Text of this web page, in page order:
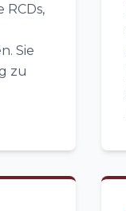
Sie
zu